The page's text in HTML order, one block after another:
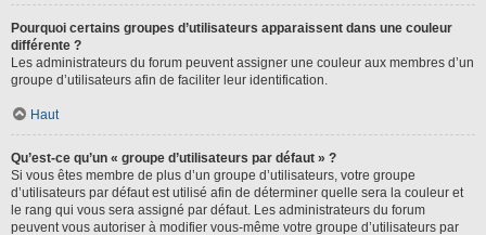
Pourquoi certains groupes d’utilisateurs apparaissent dans une couleur
différente ?
Les administrateurs du forum peuvent assigner une couleur aux membres d’un
groupe d’utilisateurs afin de faciliter leur identification.
Haut
Qu’est-ce qu’un « groupe d’utilisateurs par défaut » ?
Si vous êtes membre de plus d’un groupe d’utilisateurs, votre groupe
d’utilisateurs par défaut est utilisé afin de déterminer quelle sera la couleur et
le rang qui vous sera assigné par défaut. Les administrateurs du forum
peuvent vous autoriser à modifier vous-même votre groupe d’utilisateurs par